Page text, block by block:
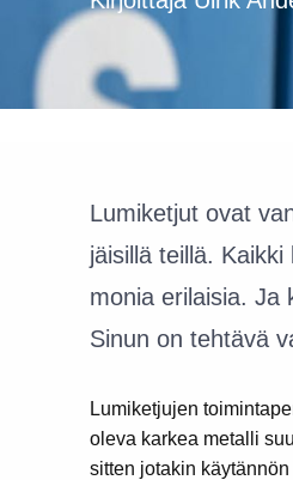
Lumiketjut ovat
jäisillä teillä.
monia erilaisia. Ja
Sinun on tehtävä
Lumiketjujen
oleva karkea metalli
sitten jotakin